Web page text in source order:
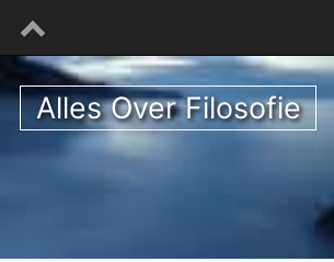
Alles Over Filosofie